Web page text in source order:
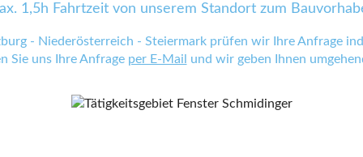
1,5h Fahrtzeit von unserem Standort zum
- Niederösterreich - Steiermark prüfen wir Ihre Anfrage
Sie uns Ihre Anfrage per E-Mail und wir geben Ihnen